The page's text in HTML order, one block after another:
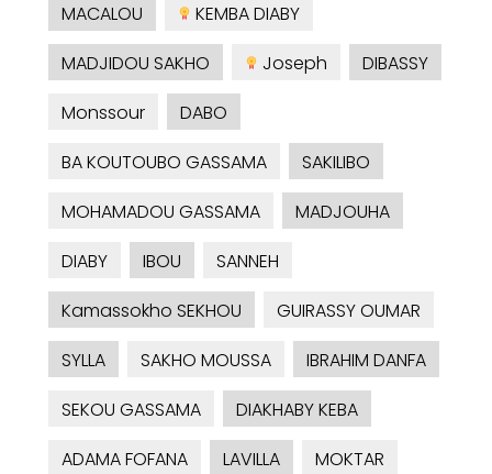
MACALOU
KEMBA DIABY
MADJIDOU SAKHO
Joseph
DIBASSY
Monssour
DABO
BA KOUTOUBO GASSAMA
SAKILIBO
MOHAMADOU GASSAMA
MADJOUHA
DIABY
IBOU
SANNEH
Kamassokho SEKHOU
GUIRASSY OUMAR
SYLLA
SAKHO MOUSSA
IBRAHIM DANFA
SEKOU GASSAMA
DIAKHABY KEBA
ADAMA FOFANA
LAVILLA
MOKTAR